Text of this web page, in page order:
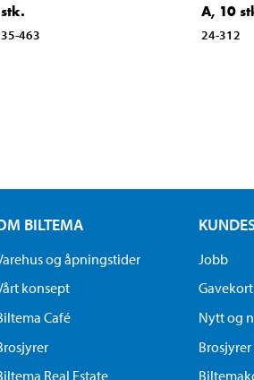
stk.
35-463
A, 10
24-312
BILTEMA
og åpningstider
konsept
Café
Real Estate
Jobb
Gavekort
Nytt og
Brosjyrer